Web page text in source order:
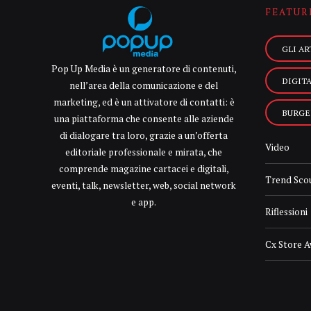
Pop Up Media è un generatore di contenuti,
nell’area della comunicazione e del
marketing, ed è un attivatore di contatti: è
una piattaforma che consente alle aziende
di dialogare tra loro, grazie a un’offerta
editoriale professionale e mirata, che
comprende magazine cartacei e digitali,
eventi, talk, newsletter, web, social network
e app.
GLI
Video
Trend
Riflessioni
Cx Store